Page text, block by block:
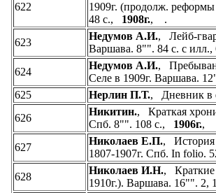
622
1909г. (продолж.
48 с., 1908г., .
623
Недумов А.И., Лейб-
Варшава. 8"". 84 c. c
624
Недумов А.И.,
Селе в 1909г. Варшава.
625
Нерлин П.Т., Дневник в
626
Никитин., Краткая
Спб. 8"". 108 с., 1906г.,
627
Николаев Е.П., История
1807-1907г. Спб. In folio.
628
Николаев И.Н., Краткие
1910г.). Варшава. 16"". 2,